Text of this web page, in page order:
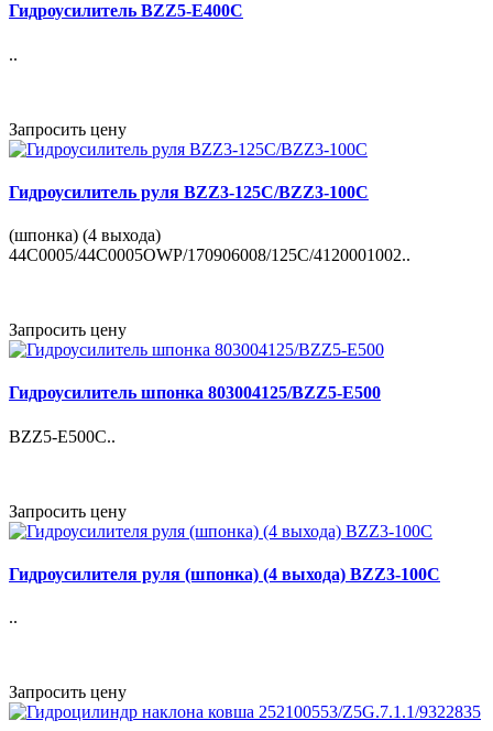
Гидроусилитель BZZ5-E400С
..
Запросить цену
Гидроусилитель руля BZZ3-125C/BZZ3-100C
(шпонка) (4 выхода)
44C0005/44C0005OWP/170906008/125C/4120001002..
Запросить цену
Гидроусилитель шпонка 803004125/BZZ5-E500
BZZ5-E500C..
Запросить цену
Гидроусилителя руля (шпонка) (4 выхода) BZZ3-100C
..
Запросить цену